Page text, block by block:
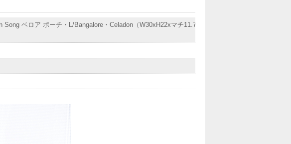
Song ベロア ポーチ・L/Bangalore・Celadon（W30xH22xマチ11.7c